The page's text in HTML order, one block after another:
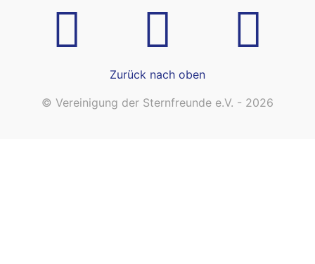
Zurück nach oben
© Vereinigung der Sternfreunde e.V. - 2026